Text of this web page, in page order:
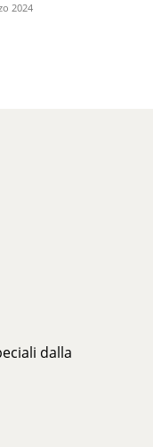
2024
dalla